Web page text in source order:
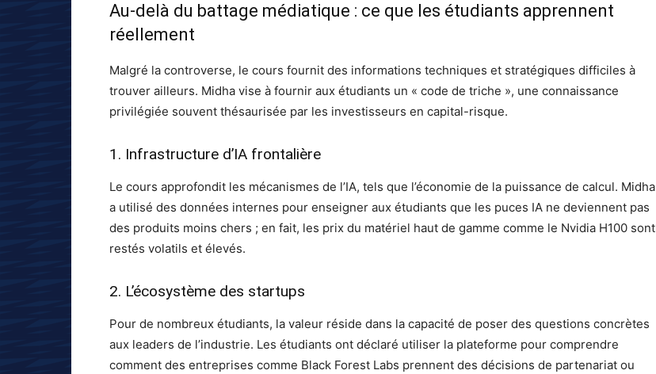
Au-delà du battage médiatique : ce que les étudiants apprennent
réellement
Malgré la controverse, le cours fournit des informations techniques et stratégiques difficiles à
trouver ailleurs. Midha vise à fournir aux étudiants un « code de triche », une connaissance
privilégiée souvent thésaurisée par les investisseurs en capital-risque.
1. Infrastructure d’IA frontalière
Le cours approfondit les mécanismes de l’IA, tels que l’économie de la puissance de calcul. Midha
a utilisé des données internes pour enseigner aux étudiants que les puces IA ne deviennent pas
des produits moins chers ; en fait, les prix du matériel haut de gamme comme le Nvidia H100 sont
restés volatils et élevés.
2. L’écosystème des startups
Pour de nombreux étudiants, la valeur réside dans la capacité de poser des questions concrètes
aux leaders de l’industrie. Les étudiants ont déclaré utiliser la plateforme pour comprendre
comment des entreprises comme Black Forest Labs prennent des décisions de partenariat ou